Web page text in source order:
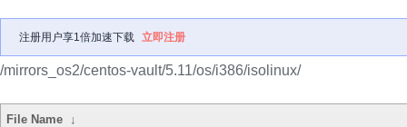
注册用户享1倍加速下载 立即注册
/mirrors_os2/centos-vault/5.11/os/i386/isolinux/
File Name ↓